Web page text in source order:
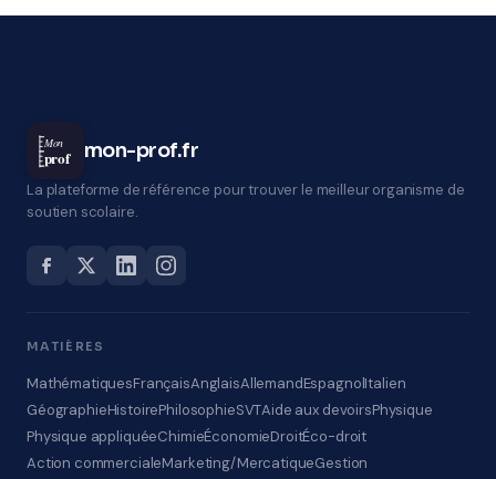
Mon
prof mon-prof.fr
La plateforme de référence pour trouver le meilleur organisme de
soutien scolaire.
MATIÈRES
MathématiquesFrançaisAnglaisAllemandEspagnolItalien
GéographieHistoirePhilosophieSVTAide aux devoirsPhysique
Physique appliquéeChimieÉconomieDroitÉco-droit
Action commercialeMarketing/MercatiqueGestion